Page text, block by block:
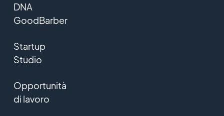
DNA
GoodBarber
Startup
Studio
Opportunità
di lavoro